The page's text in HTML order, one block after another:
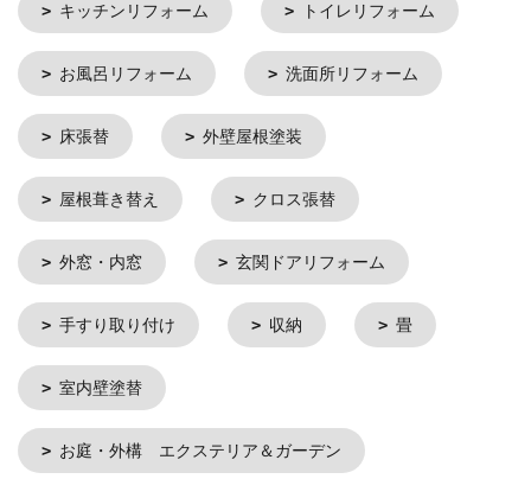
キッチンリフォーム トイレリフォーム
お風呂リフォーム 洗面所リフォーム
床張替 外壁屋根塗装
屋根葺き替え クロス張替
外窓・内窓 玄関ドアリフォーム
手すり取り付け 収納 畳
室内壁塗替
お庭・外構 エクステリア＆ガーデン